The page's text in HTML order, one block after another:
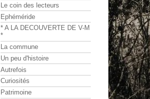
Le coin des lecteurs
Ephéméride
* A LA DECOUVERTE DE V-M
*
La commune
Un peu d'histoire
Autrefois
Curiosités
Patrimoine